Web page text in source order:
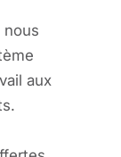
nous
aux